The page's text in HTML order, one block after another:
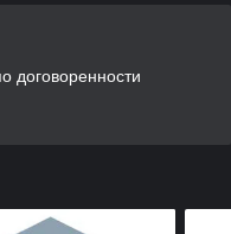
договоренности